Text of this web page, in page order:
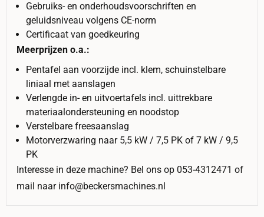
Gebruiks- en onderhoudsvoorschriften en
geluidsniveau volgens CE-norm
Certificaat van goedkeuring
Meerprijzen o.a.:
Pentafel aan voorzijde incl. klem, schuinstelbare
liniaal met aanslagen
Verlengde in- en uitvoertafels incl. uittrekbare
materiaalondersteuning en noodstop
Verstelbare freesaanslag
Motorverzwaring naar 5,5 kW / 7,5 PK of 7 kW / 9,5
PK
Interesse in deze machine? Bel ons op 053-4312471 of
mail naar info@beckersmachines.nl